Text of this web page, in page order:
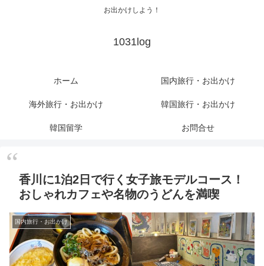
お出かけしよう！
1031log
ホーム 国内旅行・お出かけ
海外旅行・お出かけ 韓国旅行・お出かけ
韓国留学 お問合せ
香川に1泊2日で行く女子旅モデルコース！
おしゃれカフェや名物のうどんを満喫
国内旅行・お出かけ